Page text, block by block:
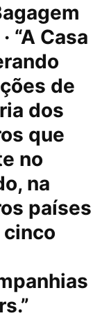
“A Casa
de
dos
que
no
na
países